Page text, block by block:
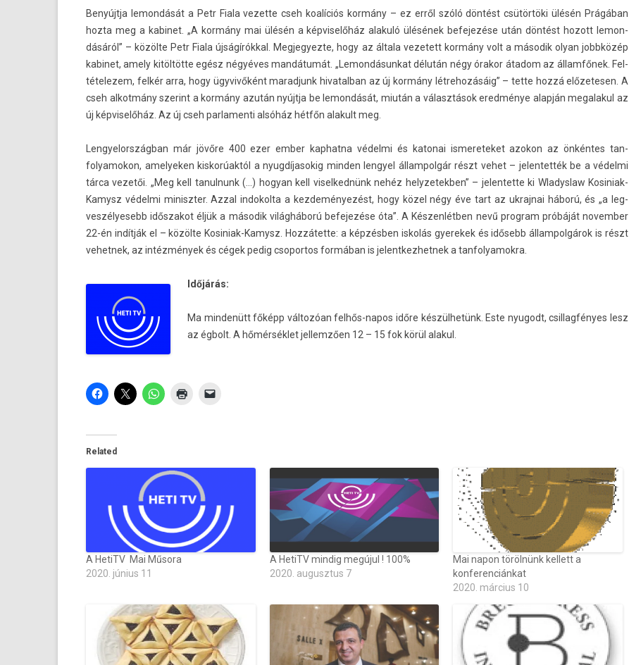
Benyújtja lemon­dását a Petr Fiala vezet­te cseh koalíciós kormány – ez erről szóló döntést csütörtöki ülésén Prágában
hozta meg a kabinet. „A kormány mai ülésén a kép­viselőház al­akuló ülésének be­fejezése után döntést hozott lemon­
dásáról” – közölte Petr Fiala újságírókkal. Meg­jegyez­te, hogy az általa vezetett kormány volt a második olyan jobbközép
kabinet, amely kitöltötte egész négyéves mandátumát. „Lemon­dásun­kat délután négy órakor átadom az államfőnek. Fel­
tételezem, felkér arra, hogy ügyvivőként marad­junk hivatal­ban az új kormány lét­rehozásáig” – tette hozzá előzetes­en. A
cseh al­kot­mány szerint a kormány azután nyújtja be lemon­dását, miután a választások eredménye alapján megalakul az
új kép­viselőház. Az új cseh par­lamen­ti alsóház hétfőn al­akult meg.
Len­gyelország­ban már jövőre 400 ezer ember kap­hatna védelmi és katonai is­mereteket azokon az önkéntes tan­
folyamokon, amelyek­en kis­korúak­tól a nyug­díjasokig mind­en len­gyel állam­polgár részt vehet – jelen­tették be a védelmi
tárca vezetői. „Meg kell tanul­nunk (…) hogyan kell visel­kednünk nehéz helyzetekb­en” – jelen­tette ki Wladys­law Kosiniak-
Kamysz védelmi miniszt­er. Azzal in­dokol­ta a kez­deményezést, hogy közel négy éve tart az uk­rajnai háború, és „a leg­
veszélyesebb idős­zakot éljük a második világháború be­fejezése óta”. A Készenlétben nevű pro­gram próbáját novemb­er
22-én indítják el – közölte Kosiniak-Kamysz. Hozzátette: a képzésben iskolás gyerekek és idősebb állam­polgárok is részt
vehet­nek, az intézmények és cégek pedig csopor­tos formában is jelentkez­hetnek a tan­folyamok­ra.
Időjárás:
Ma min­denütt főképp változóan felhős-napos időre készülhetünk. Este nyugodt, csil­lagfényes lesz
az égbolt. A hőmérséklet jel­lemző­en 12 – 15 fok körül al­akul.
Related
A HetiTV Mai Műsora
2020. június 11
A HetiTV mindig megújul ! 100%
2020. augusztus 7
Mai napon törölnünk kellett a
konferenciánkat
2020. március 10